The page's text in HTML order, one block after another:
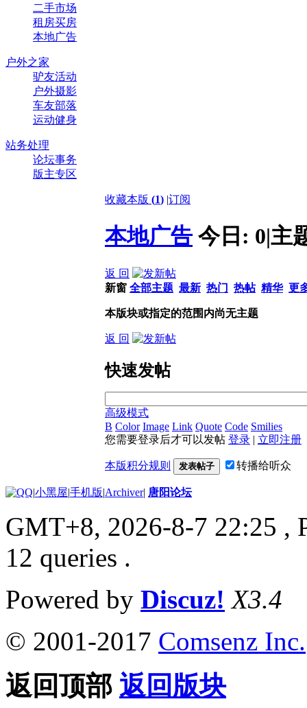
二手市场
租房买房
本地广告
户外之家
驴友活动
户外摄影
车友部落
运动健身
站务处理
论坛事务
版主专区
收藏本版 (1) |订阅
本地广告 今日: 0|主
返 回
新窗 全部主题 最新 热门 热帖 精华 更
本版块或指定的范围内尚无主题
返 回
快速发帖
高级模式
B Color Image Link Quote Code Smilies
您需要登录后才可以发帖 登录 | 立即注册
本版积分规则 发表帖子 转播给听众
|小黑屋|手机版|Archiver| 唐阳论坛
GMT+8, 2026-8-7 22:25 ,
12 queries .
Powered by Discuz! X3.4
© 2001-2017 Comsenz Inc.
返回顶部 返回版块